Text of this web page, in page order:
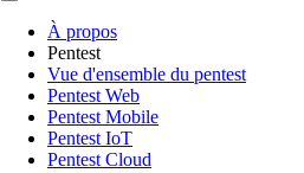
À propos
Pentest
Vue d'ensemble du pentest
Pentest Web
Pentest Mobile
Pentest IoT
Pentest Cloud